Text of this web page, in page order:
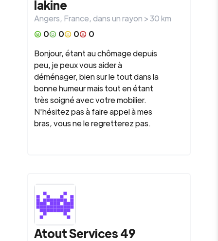
lakine
Angers, France, dans un rayon >30km
0
0 0
0
Bonjour, étant au chômage depuis
peu, je peux vous aider à
déménager, bien sur le tout dans la
bonne humeur mais tout en étant
très soigné avec votre mobilier.
N'hésitez pas à faire appel à mes
bras, vous ne le regretterez pas.
Atout Services 49